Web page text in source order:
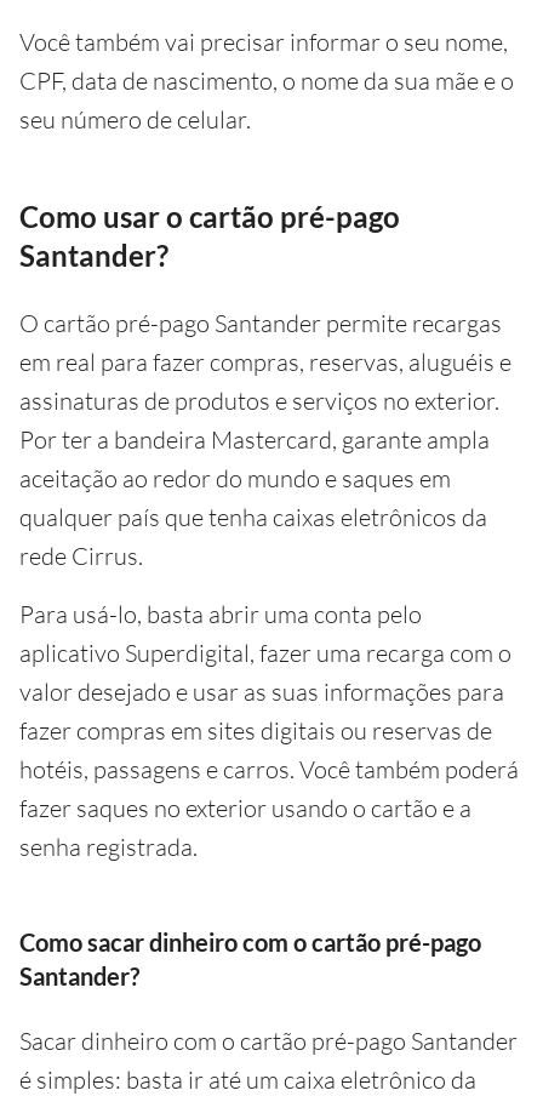
Você também vai precisar informar o seu nome,
CPF, data de nascimento, o nome da sua mãe e o
seu número de celular.
Como usar o cartão pré-pago
Santander?
O cartão pré-pago Santander permite recargas
em real para fazer compras, reservas, aluguéis e
assinaturas de produtos e serviços no exterior.
Por ter a bandeira Mastercard, garante ampla
aceitação ao redor do mundo e saques em
qualquer país que tenha caixas eletrônicos da
rede Cirrus.
Para usá-lo, basta abrir uma conta pelo
aplicativo Superdigital, fazer uma recarga com o
valor desejado e usar as suas informações para
fazer compras em sites digitais ou reservas de
hotéis, passagens e carros. Você também poderá
fazer saques no exterior usando o cartão e a
senha registrada.
Como sacar dinheiro com o cartão pré-pago
Santander?
Sacar dinheiro com o cartão pré-pago Santander
é simples: basta ir até um caixa eletrônico da